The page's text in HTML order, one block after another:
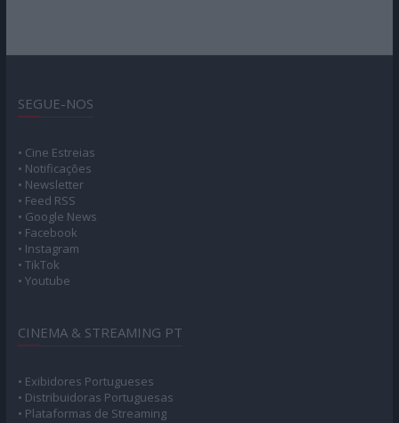
SEGUE-NOS
• Cine Estreias
• Notificações
• Newsletter
• Feed RSS
• Google News
• Facebook
• Instagram
• TikTok
• Youtube
CINEMA & STREAMING PT
• Exibidores Portugueses
• Distribuidoras Portuguesas
• Plataformas de Streaming